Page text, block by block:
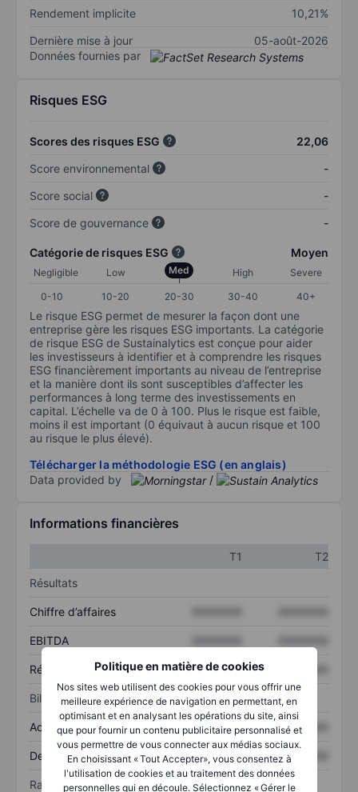
Politique en matière de cookies
Nos sites web utilisent des cookies pour vous offrir une
meilleure expérience de navigation en permettant, en
optimisant et en analysant les opérations du site, ainsi
que pour fournir un contenu publicitaire personnalisé et
vous permettre de vous connecter aux médias sociaux.
En choisissant « Tout Accepter», vous consentez à
l'utilisation de cookies et au traitement des données
personnelles qui en découle. Sélectionnez « Gérer le
Rendement implicite
10,21%
Dernière mise à jour
05-août-2026
Données fournies par
Risques ESG
Scores des risques ESG
22,06
Score environnemental
-
Score social
-
Score de gouvernance
-
Catégorie de risques ESG Moyen
Negligible Low Med High
Severe
0-10
10-20 20-30 30-40 40+
Le risque ESG permet de mesurer la façon dont une
entreprise gère les risques ESG importants. La catégorie
de risque ESG de Sustainalytics est conçue pour aider
les investisseurs à identifier et à comprendre les risques
ESG financièrement importants au niveau de l’entreprise
et la manière dont ils sont susceptibles d’affecter les
performances à long terme des investissements en
capital. L’échelle va de 0 à 100. Plus le risque est faible,
moins il est important (0 équivaut à aucun risque et 100
au risque le plus élevé).
Télécharger la méthodologie ESG (en anglais)
Data provided by
/
Informations financières
T1
T2
Résultats
Chiffre d’affaires
EBITDA
Résultat net XXXXXXX
Bilan
Actif total XXXXXXX XXXXXXX
Dette totale XXXXXXX XXXXXXX
Ratios